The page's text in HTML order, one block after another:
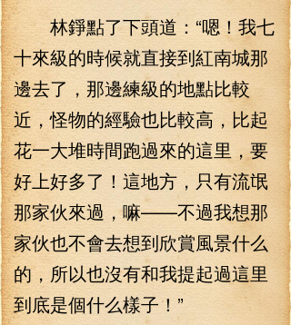
林錚點了下頭道：“嗯！我七
十來級的時候就直接到紅南城那
邊去了，那邊練級的地點比較
近，怪物的經驗也比較高，比起
花一大堆時間跑過來的這里，要
好上好多了！這地方，只有流氓
那家伙來過，嘛——不過我想那
家伙也不會去想到欣賞風景什么
的，所以也沒有和我提起過這里
到底是個什么樣子！”